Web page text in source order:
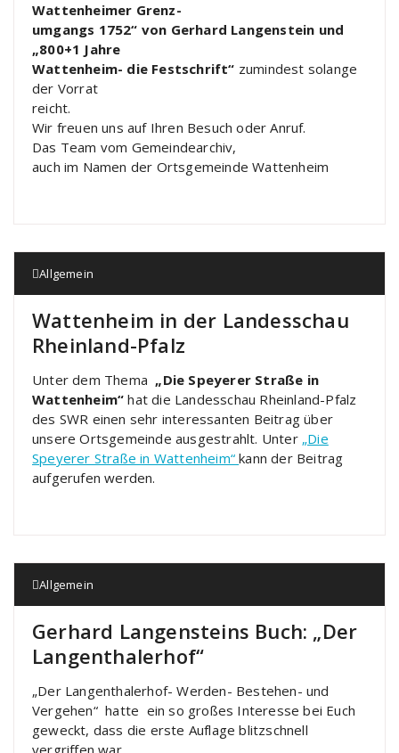
Wattenheimer Grenz-
umgangs 1752“ von Gerhard Langenstein und
„800+1 Jahre
Wattenheim- die Festschrift“ zumindest solange
der Vorrat
reicht.
Wir freuen uns auf Ihren Besuch oder Anruf.
Das Team vom Gemeindearchiv,
auch im Namen der Ortsgemeinde Wattenheim
Allgemein
Wattenheim in der Landesschau
Rheinland-Pfalz
Unter dem Thema „Die Speyerer Straße in
Wattenheim“ hat die Landesschau Rheinland-Pfalz
des SWR einen sehr interessanten Beitrag über
unsere Ortsgemeinde ausgestrahlt. Unter „Die
Speyerer Straße in Wattenheim“kann der Beitrag
aufgerufen werden.
Allgemein
Gerhard Langensteins Buch: „Der
Langenthalerhof“
„Der Langenthalerhof- Werden- Bestehen- und
Vergehen“ hatte ein so großes Interesse bei Euch
geweckt, dass die erste Auflage blitzschnell
vergriffen war.